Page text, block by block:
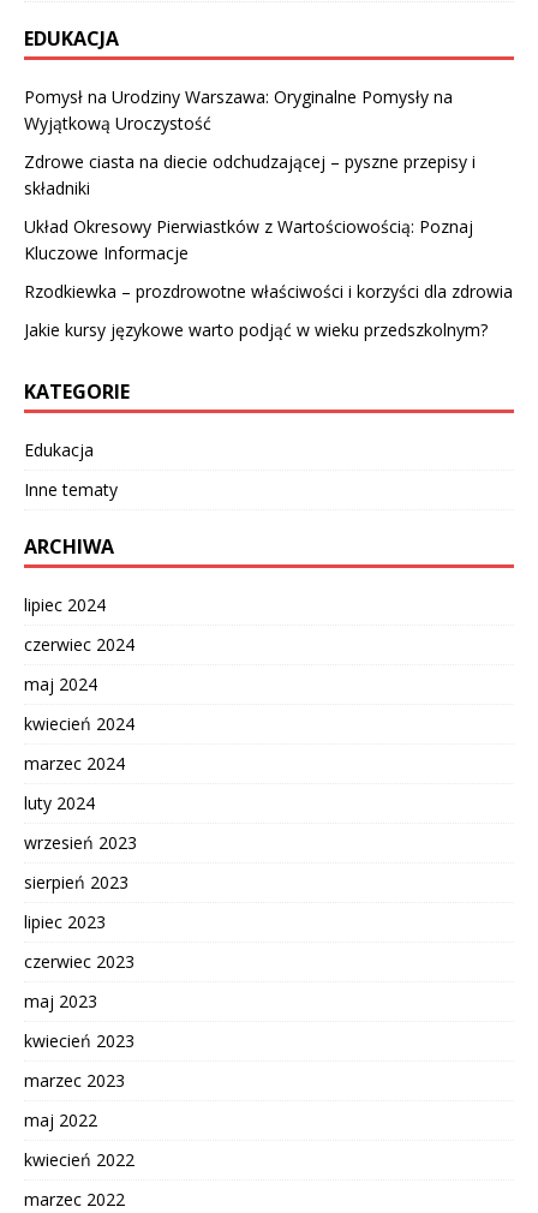
EDUKACJA
Pomysł na Urodziny Warszawa: Oryginalne Pomysły na
Wyjątkową Uroczystość
Zdrowe ciasta na diecie odchudzającej – pyszne przepisy i
składniki
Układ Okresowy Pierwiastków z Wartościowością: Poznaj
Kluczowe Informacje
Rzodkiewka – prozdrowotne właściwości i korzyści dla zdrowia
Jakie kursy językowe warto podjąć w wieku przedszkolnym?
KATEGORIE
Edukacja
Inne tematy
ARCHIWA
lipiec 2024
czerwiec 2024
maj 2024
kwiecień 2024
marzec 2024
luty 2024
wrzesień 2023
sierpień 2023
lipiec 2023
czerwiec 2023
maj 2023
kwiecień 2023
marzec 2023
maj 2022
kwiecień 2022
marzec 2022